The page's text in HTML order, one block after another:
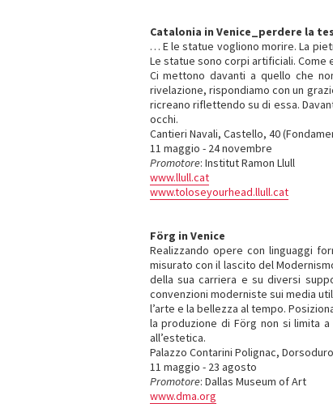
Catalonia in Venice_perdere la
… E le statue vogliono morire. La
Le statue sono corpi artificiali. Come
Ci mettono davanti a quello che
rivelazione, rispondiamo con un
ricreano riflettendo su di essa.
occhi.
Cantieri Navali, Castello, 40
11 maggio - 24 novembre
Promotore: Institut Ramon Llull
www.llull.cat
www.toloseyourhead.llull.cat
Förg in Venice
Realizzando opere con linguaggi
misurato con il lascito del
della sua carriera e su diversi
convenzioni moderniste sui media
l’arte e la bellezza al tempo.
la produzione di Förg non si limita
all’estetica.
Palazzo Contarini Polignac,
11 maggio - 23 agosto
Promotore: Dallas Museum of Art
www.dma.org